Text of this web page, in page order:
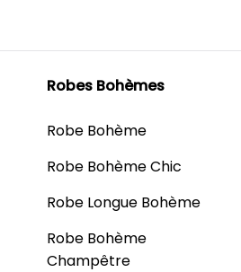
Robes Bohèmes
Robe Bohème
Robe Bohème Chic
Robe Longue Bohème
Robe Bohème
Champêtre